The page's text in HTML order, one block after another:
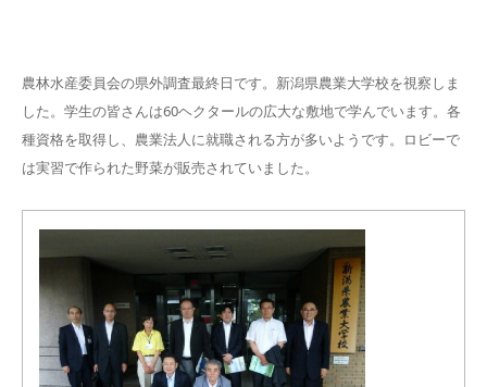
農林水産委員会の県外調査最終日です。新潟県農業大学校を視察しま
した。学生の皆さんは60ヘクタールの広大な敷地で学んでいます。各
種資格を取得し、農業法人に就職される方が多いようです。ロビーで
は実習で作られた野菜が販売されていました。